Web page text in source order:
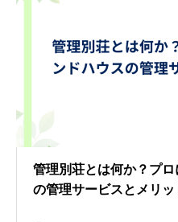
管理別荘とは何か？プ
の管理サービスとメリッ